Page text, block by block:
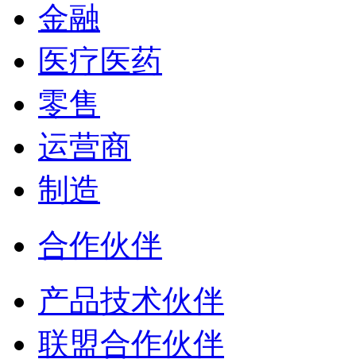
金融
医疗医药
零售
运营商
制造
合作伙伴
产品技术伙伴
联盟合作伙伴